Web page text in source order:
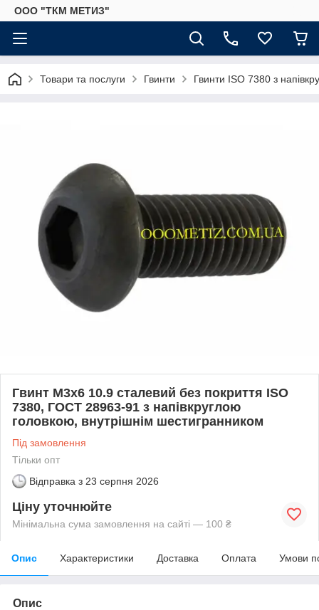
ООО "ТКМ МЕТИЗ"
Товари та послуги Гвинти Гвинти ISO 7380 з
Гвинт М3х6 10.9 сталевий без покриття ISO
7380, ГОСТ 28963-91 з напівкруглою
головкою, внутрішнім шестигранником
Під замовлення
Тільки опт
Відправка з 23 серпня 2026
Ціну уточнюйте
Мінімальна сума замовлення на сайті — 100 ₴
Опис Характеристики Доставка Оплата Умови
Опис